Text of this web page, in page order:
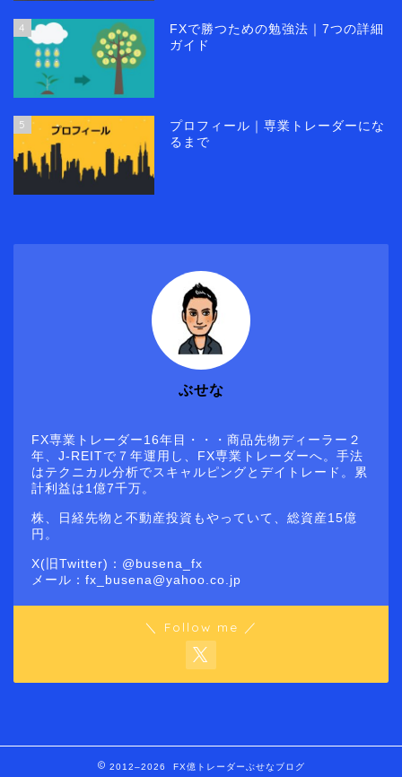
4
FXで勝つための勉強法｜7つの詳細
ガイド
5
プロフィール｜専業トレーダーにな
るまで
ぶせな
FX専業トレーダー16年目・・・商品先物ディーラー２
年、J-REITで７年運用し、FX専業トレーダーへ。手法
はテクニカル分析でスキャルピングとデイトレード。累
計利益は1億7千万。
株、日経先物と不動産投資もやっていて、総資産15億
円。
X(旧Twitter)：@busena_fx
メール：fx_busena@yahoo.co.jp
＼ Follow me ／
2012–2026 FX億トレーダーぶせなブログ